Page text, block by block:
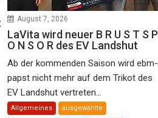
August 7, 2026
LaVita wird neuer B R U S T S P
O N S O R des EV Landshut
Ab der kommenden Saison wird ebm-
papst nicht mehr auf dem Trikot des
EV Landshut vertreten...
Allgemeines ausgewählte